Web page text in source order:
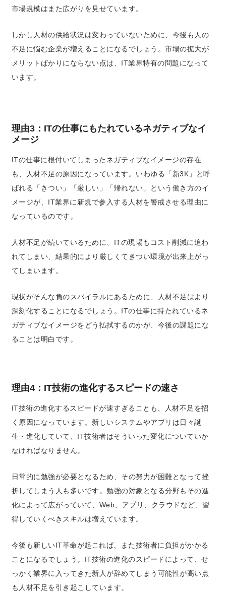
市場規模はまた広がりを見せています。
しかし人材の供給状況は変わっていないために、今後も人の
不足に悩む企業が増えることになるでしょう。市場の拡大が
メリットばかりにならない点は、IT業界特有の問題になって
います。
理由3：ITの仕事にもたれているネガティブなイ
メージ
ITの仕事に根付いてしまったネガティブなイメージの存在
も、人材不足の原因になっています。いわゆる「新3K」と呼
ばれる「きつい」「厳しい」「帰れない」という働き方のイ
メージが、IT業界に新規で参入する人材を警戒させる理由に
なっているのです。
人材不足が続いているために、ITの現場もコスト削減に追わ
れてしまい、結果的により厳しくてきつい環境が出来上がっ
てしまいます。
現状がそんな負のスパイラルにあるために、人材不足はより
深刻化することになるでしょう。 ITの仕事に持たれているネ
ガティブなイメージをどう払拭するのかが、今後の課題にな
ることは明白です。
理由4：IT技術の進化するスピードの速さ
IT技術の進化するスピードが速すぎることも、人材不足を招
く原因になっています。新しいシステムやアプリは日々誕
生・進化していて、IT技術者はそういった変化についていか
なければなりません。
日常的に勉強が必要となるため、その努力が困難となって挫
折してしまう人も多いです。勉強の対象となる分野もその進
化によって広がっていて、Web、アプリ、クラウドなど、習
得していくべきスキルは増えています。
今後も新しいIT革命が起これば、また技術者に負担がかかる
ことになるでしょう。IT技術の進化のスピードによって、せ
っかく業界に入ってきた新人が辞めてしまう可能性が高い点
も人材不足を引き起こしています。